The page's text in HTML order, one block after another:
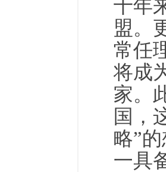
十年
盟。
常任
将成
家。
国，
略”
一具